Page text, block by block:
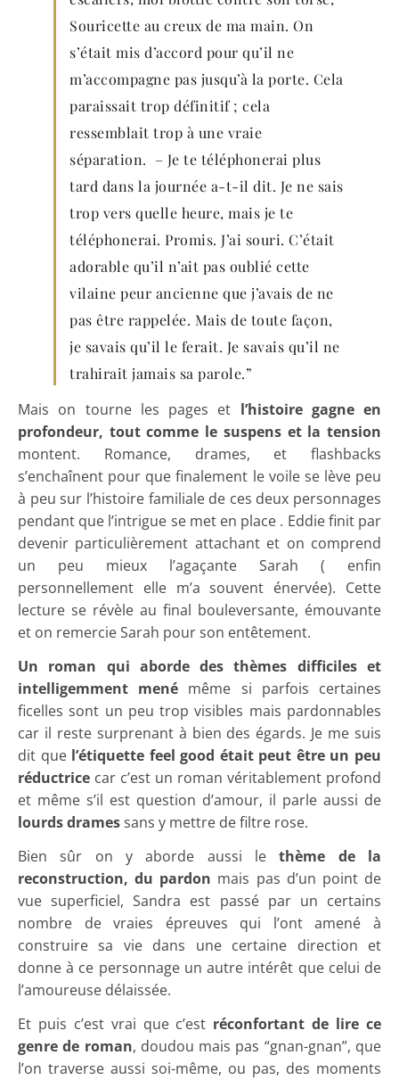
Souricette au creux de ma main. On
s’était mis d’accord pour qu’il ne
m’accompagne pas jusqu’à la porte. Cela
paraissait trop définitif ; cela
ressemblait trop à une vraie
séparation. – Je te téléphonerai plus
tard dans la journée a-t-il dit. Je ne sais
trop vers quelle heure, mais je te
téléphonerai. Promis. J’ai souri. C’était
adorable qu’il n’ait pas oublié cette
vilaine peur ancienne que j’avais de ne
pas être rappelée. Mais de toute façon,
je savais qu’il le ferait. Je savais qu’il ne
trahirait jamais sa parole.”
Mais on tourne les pages et l’histoire gagne en
profondeur, tout comme le suspens et la tension
montent. Romance, drames, et flashbacks
s’enchaînent pour que finalement le voile se lève peu
à peu sur l’histoire familiale de ces deux personnages
pendant que l’intrigue se met en place . Eddie finit par
devenir particulièrement attachant et on comprend
un peu mieux l’agaçante Sarah ( enfin
personnellement elle m’a souvent énervée). Cette
lecture se révèle au final bouleversante, émouvante
et on remercie Sarah pour son entêtement.
Un roman qui aborde des thèmes difficiles et
intelligemment mené même si parfois certaines
ficelles sont un peu trop visibles mais pardonnables
car il reste surprenant à bien des égards. Je me suis
dit que l’étiquette feel good était peut être un peu
réductrice car c’est un roman véritablement profond
et même s’il est question d’amour, il parle aussi de
lourds dramessans y mettre de filtre rose.
Bien sûr on y aborde aussi le thème de la
reconstruction, du pardon mais pas d’un point de
vue superficiel, Sandra est passé par un certains
nombre de vraies épreuves qui l’ont amené à
construire sa vie dans une certaine direction et
donne à ce personnage un autre intérêt que celui de
l’amoureuse délaissée.
Et puis c’est vrai que c’est réconfortant de lire ce
genre de roman, doudou mais pas “gnan-gnan”, que
l’on traverse aussi soi-même, ou pas, des moments